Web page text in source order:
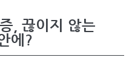
, 끊이지 않는
에?